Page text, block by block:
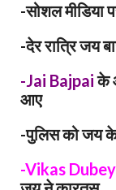
-सोशल मीडिया
-देर रात्रि जय
-Jai Bajpaiके
आए
-पुलिस को जय के
-Vikas Dubey